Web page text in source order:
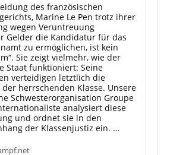
des französischen
Marine Le Pen trotz ihrer
wegen Veruntreuung
Gelder die Kandidatur für das
zu ermöglichen, ist kein
Sie zeigt vielmehr, wie der
Staat funktioniert: Seine
verteidigen letztlich die
herrschenden Klasse. Unsere
Schwesterorganisation Groupe
analysiert diese
und ordnet sie in den
der Klassenjustiz ein. …